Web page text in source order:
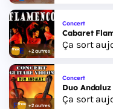
+2 autres
Concert
Cabaret
Ça sort
+2 autres
Concert
Duo
Ça sort